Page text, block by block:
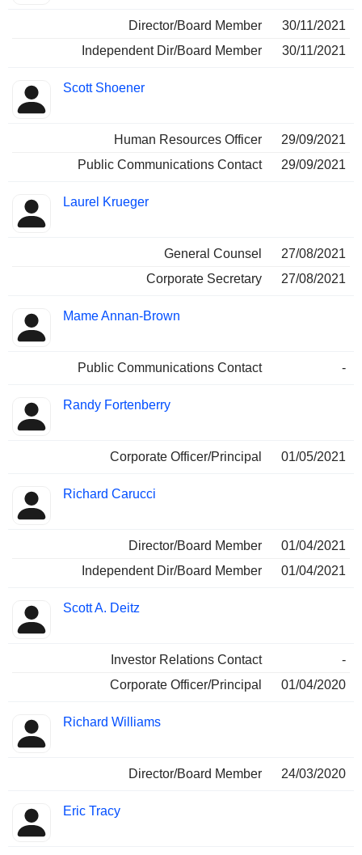
Director/Board Member
30/11/2021
Independent Dir/Board Member
30/11/2021
Scott Shoener
Human Resources Officer
29/09/2021
Public Communications Contact
29/09/2021
Laurel Krueger
General Counsel
27/08/2021
Corporate Secretary
27/08/2021
Mame Annan-Brown
Public Communications Contact -
Randy Fortenberry
Corporate Officer/Principal 01/05/2021
Richard Carucci
Director/Board Member
01/04/2021
Independent Dir/Board Member
01/04/2021
Scott A. Deitz
Investor Relations Contact
-
Corporate Officer/Principal
01/04/2020
Richard Williams
Director/Board Member 24/03/2020
Eric Tracy